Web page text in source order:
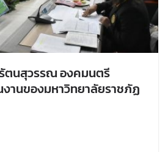
ตนสุวรรณ องคมนตรี
านของมหาวิทยาลัยราชภัฏ